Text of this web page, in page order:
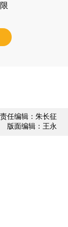
责任编辑：朱长征
版面编辑：王永